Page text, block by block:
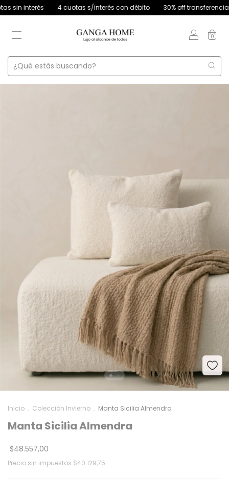
interés 4 cuotas s/interés con débito 30% off transferencia
0
Inicio . Colección Invierno . Manta Sicilia Almendra
Manta Sicilia Almendra
$48.557,00
Precio sin impuestos $40.129,75